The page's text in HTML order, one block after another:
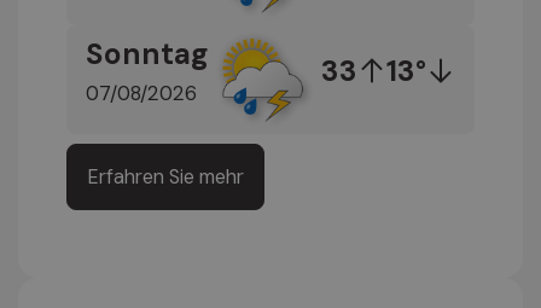
Sonntag
07/08/2026
33 13°
Erfahren Sie mehr